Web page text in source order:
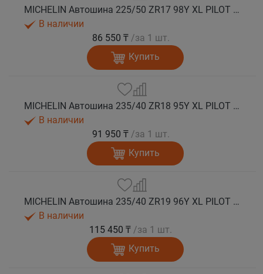
MICHELIN Автошина 225/50 ZR17 98Y XL PILOT SPORT 5 лето
В наличии
86 550 ₸ /за 1 шт.
Купить
MICHELIN Автошина 235/40 ZR18 95Y XL PILOT SPORT 5 лето
В наличии
91 950 ₸ /за 1 шт.
Купить
MICHELIN Автошина 235/40 ZR19 96Y XL PILOT SPORT 5 лето
В наличии
115 450 ₸ /за 1 шт.
Купить